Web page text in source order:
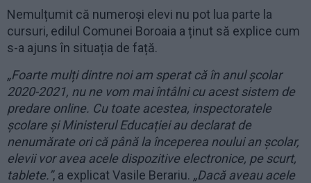
Nemulțumit că numeroși elevi nu pot lua parte la
cursuri, edilul Comunei Boroaia a ținut să explice cum
s-a ajuns în situația de față.
„Foarte mulți dintre noi am sperat că în anul școlar
2020-2021, nu ne vom mai întâlni cu acest sistem de
predare online. Cu toate acestea, inspectoratele
școlare și Ministerul Educației au declarat de
nenumărate ori că până la începerea noului an școlar,
elevii vor avea acele dispozitive electronice, pe scurt,
tablete.”, a explicat Vasile Berariu. „Dacă aveau acele